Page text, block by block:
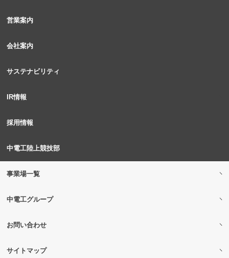
営業案内
会社案内
サステナビリティ
IR情報
採用情報
中電工陸上競技部
事業場一覧
中電工グループ
お問い合わせ
サイトマップ